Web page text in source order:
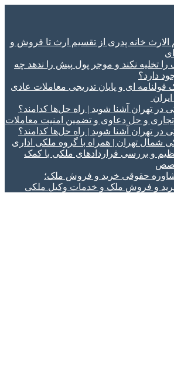
100 سهم الارث خانه پدری از تقسیم ارث تا فروش و
را تخلیه نکند و موجر پول پیش را ندهد چه
دارد؟
قولنامه ای و پایان تدریجی معاملات عادی
و حل دعاوی و تضمین امنیت معاملات
شمال تهران | همراه با گروه ملکی اداری
و بررسی قراردادهای ملکی با کمک
حقوقی خرید و فروش ملک؛
و فروش ملک و خدمات وکیل ملکی